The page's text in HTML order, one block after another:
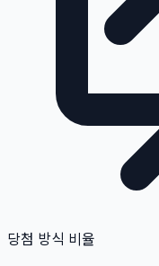
당첨 방식 비율